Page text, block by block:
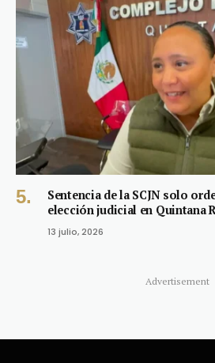
Sentencia de la SCJN solo
elección judicial en Quintana
13 julio, 2026
Advertisement